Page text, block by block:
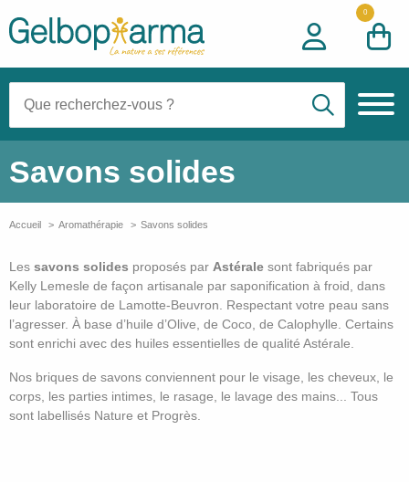
0
Savons solides
Accueil Aromathérapie Savons solides
Les savons solides proposés par Astérale sont fabriqués par
Kelly Lemesle de façon artisanale par saponification à froid, dans
leur laboratoire de Lamotte-Beuvron. Respectant votre peau sans
l’agresser. À base d’huile d’Olive, de Coco, de Calophylle. Certains
sont enrichi avec des huiles essentielles de qualité Astérale.
Nos briques de savons conviennent pour le visage, les cheveux, le
corps, les parties intimes, le rasage, le lavage des mains... Tous
sont labellisés Nature et Progrès.